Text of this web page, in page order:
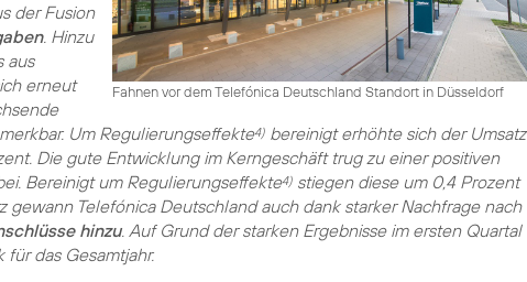
Fahnen vor dem Telefónica Deutschland Standort in Düsseldorf
der Fusion
. Hinzu
aus
erneut
Um Regulierungseffekte4) bereinigt erhöhte sich der Umsatz
Die gute Entwicklung im Kerngeschäft trug zu einer positiven
Bereinigt um Regulierungseffekte4) stiegen diese um 0,4 Prozent
gewann Telefónica Deutschland auch dank starker Nachfrage nach
hinzu. Auf Grund der starken Ergebnisse im ersten Quartal
das Gesamtjahr.